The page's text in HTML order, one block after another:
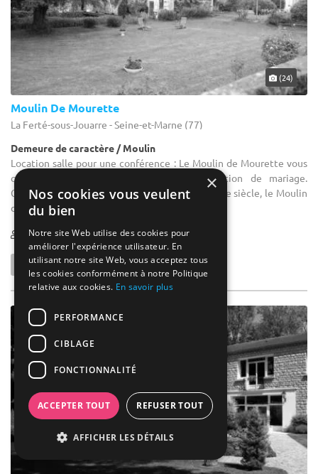
(24)
Moulin De Mourette
La Ferté-sous-Jouarre - Seine-et-Marne (77)
Demeure de caractère / Moulin
Location salle pour une conférence : Le Moulin de Mourette vous
offre un cadre atypique pour votre réception de mariage.
Construit au 18ème siècle, transformé au 19ème siècle, le Moulin
de Mourette allie ...
6-200 8 max
×
Nos cookies vous veulent
du bien
Notre site Web utilise des cookies pour
améliorer l'expérience utilisateur. En
utilisant notre site Web, vous acceptez tous
les cookies conformément à notre Politique
relative aux cookies. En savoir plus
PERFORMANCE
CIBLAGE
FONCTIONNALITÉ
ACCEPTER TOUT REFUSER TOUT
AFFICHER LES DÉTAILS